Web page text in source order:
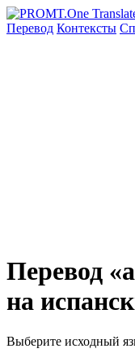
Перевод Контексты
Перевод
на
Выберите исходный